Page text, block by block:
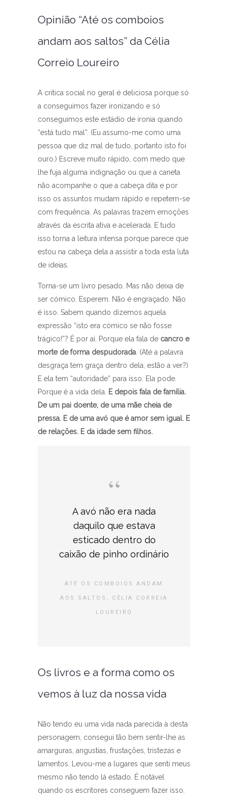
Opinião “Até os comboios
andam aos saltos” da Célia
Correio Loureiro
A critica social no geral é deliciosa porque só
a conseguimos fazer ironizando e só
conseguimos este estádio de ironia quando
“está tudo mal”. (Eu assumo-me como uma
pessoa que diz mal de tudo, portanto isto foi
ouro.) Escreve muito rápido, com medo que
lhe fuja alguma indignação ou que a caneta
não acompanhe o que a cabeça dita e por
isso os assuntos mudam rápido e repetem-se
com frequência. As palavras trazem emoções
através da escrita ativa e acelerada. E tudo
isso torna a leitura intensa porque parece que
estou na cabeça dela a assistir a toda esta luta
de ideias.
Torna-se um livro pesado. Mas não deixa de
ser cómico. Esperem. Não é engraçado. Não
é isso. Sabem quando dizemos aquela
expressão “isto era cómico se não fosse
trágico!”? É por ai. Porque ela fala de cancro e
morte de forma despudorada. (Até a palavra
desgraça tem graça dentro dela, estão a ver?)
E ela tem “autoridade” para isso. Ela pode.
Porque é a vida dela. E depois fala de família.
De um pai doente, de uma mãe cheia de
pressa. E de uma avó que é amor sem igual. E
de relações. E da idade sem filhos.
A avó não era nada
daquilo que estava
esticado dentro do
caixão de pinho ordinário
ATÉ OS COMBOIOS ANDAM
AOS SALTOS, CÉLIA CORREIA
LOUREIRO
Os livros e a forma como os
vemos à luz da nossa vida
Não tendo eu uma vida nada parecida à desta
personagem, consegui tão bem sentir-lhe as
amarguras, angustias, frustações, tristezas e
lamentos. Levou-me a lugares que senti meus
mesmo não tendo lá estado. É notável
quando os escritores conseguem fazer isso.